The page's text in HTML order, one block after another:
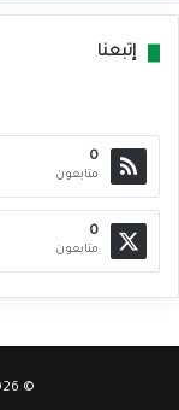
إتبعنا
0
متابعون
0
متابعون
© 2026 المحور نيوز |